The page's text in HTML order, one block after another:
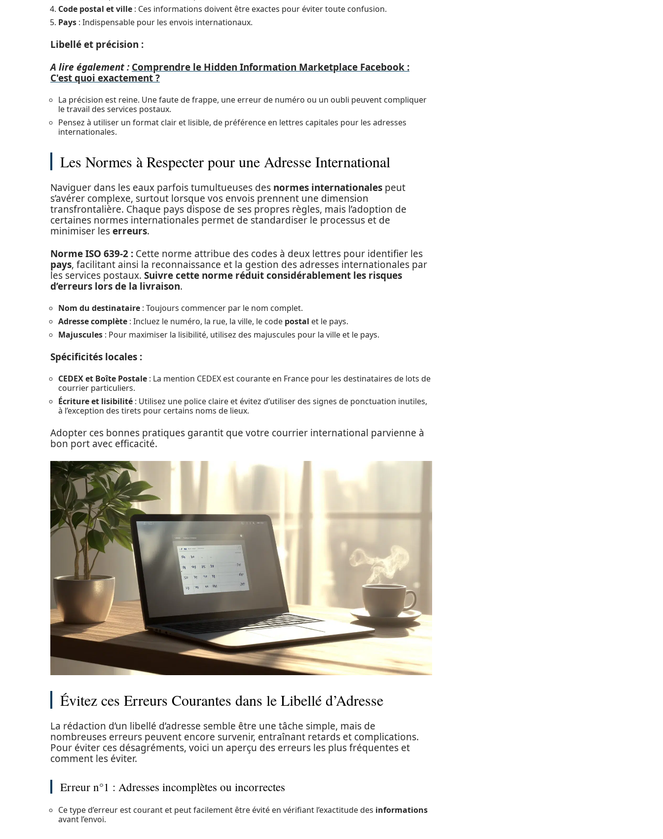
Code postal et ville : Ces informations doivent être exactes pour éviter toute confusion.
Pays : Indispensable pour les envois internationaux.
Libellé et précision :
A lire également : Comprendre le Hidden Information Marketplace Facebook :
C'est quoi exactement ?
La précision est reine. Une faute de frappe, une erreur de numéro ou un oubli peuvent compliquer
le travail des services postaux.
Pensez à utiliser un format clair et lisible, de préférence en lettres capitales pour les adresses
internationales.
Les Normes à Respecter pour une Adresse International
Naviguer dans les eaux parfois tumultueuses des normes internationales peut
s’avérer complexe, surtout lorsque vos envois prennent une dimension
transfrontalière. Chaque pays dispose de ses propres règles, mais l’adoption de
certaines normes internationales permet de standardiser le processus et de
minimiser leserreurs.
Norme ISO 639-2 : Cette norme attribue des codes à deux lettres pour identifier les
pays, facilitant ainsi la reconnaissance et la gestion des adresses internationales par
les services postaux. Suivre cette norme réduit considérablement les risques
d’erreurs lors de la livraison.
Nom du destinataire : Toujours commencer par le nom complet.
Adresse complète : Incluez le numéro, la rue, la ville, le code postal et le pays.
Majuscules : Pour maximiser la lisibilité, utilisez des majuscules pour la ville et le pays.
Spécificités locales :
CEDEX et Boîte Postale : La mention CEDEX est courante en France pour les destinataires de lots de
courrier particuliers.
Écriture et lisibilité : Utilisez une police claire et évitez d’utiliser des signes de ponctuation inutiles,
à l’exception des tirets pour certains noms de lieux.
Adopter ces bonnes pratiques garantit que votre courrier international parvienne à
bon port avec efficacité.
Évitez ces Erreurs Courantes dans le Libellé d’Adresse
La rédaction d’un libellé d’adresse semble être une tâche simple, mais de
nombreuses erreurs peuvent encore survenir, entraînant retards et complications.
Pour éviter ces désagréments, voici un aperçu des erreurs les plus fréquentes et
comment les éviter.
Erreur n°1 : Adresses incomplètes ou incorrectes
Ce type d’erreur est courant et peut facilement être évité en vérifiant l’exactitude des informations
avant l’envoi.